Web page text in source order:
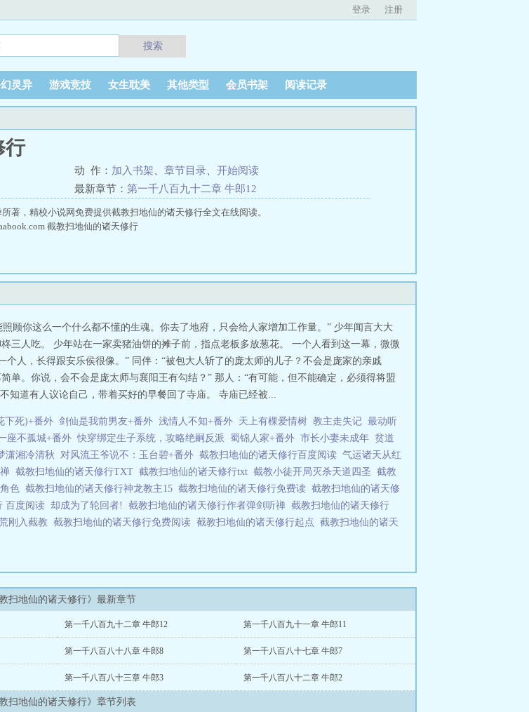
登录 注册
搜索
灵异 游戏竞技 女生耽美 其他类型 会员书架 阅读记录
行
动 作： 加入书架 章节目录
开始阅读
最新章节： 第一千八百九十二章 牛郎12
著，精校小说网免费提供截教扫地仙的诸天修行全文在线阅读。
截教扫地仙的诸天修行
顾你这么一个什么都不懂的生魂。你去了地府，只会给人家增加工作量。” 少年闻言大大
三人吃。 少年站在一家卖猪油饼的摊子前，指点老板多放葱花。 一个人看到这一幕，微微
人，长得跟安乐侯很像。” 同伴：“被包大人斩了的庞太师的儿子？不会是庞家的亲戚
单。你说，会不会是庞太师与襄阳王有勾结？” 那人：“有可能，但不能确定，必须得将盟
道有人议论自己，带着买好的早餐回了寺庙。 寺庙已经被...
下死)+番外 剑仙是我前男友+番外 浅情人不知+番外 天上有棵爱情树 教主走失记 最动听
座不孤城+番外 快穿绑定生子系统，攻略绝嗣反派 蜀锦人家+番外 市长小妻未成年 贫道
潇湘冷清秋 对风流王爷说不：玉台碧+番外 截教扫地仙的诸天修行百度阅读 气运诸天从红
截教扫地仙的诸天修行TXT 截教扫地仙的诸天修行txt 截教小徒开局灭杀天道四圣 截教
色 截教扫地仙的诸天修行神龙教主15 截教扫地仙的诸天修行免费读 截教扫地仙的诸天修
百度阅读 却成为了轮回者! 截教扫地仙的诸天修行作者弹剑听禅 截教扫地仙的诸天修行
刚入截教 截教扫地仙的诸天修行免费阅读 截教扫地仙的诸天修行起点 截教扫地仙的诸天
教扫地仙的诸天修行》最新章节
第一千八百九十二章 牛郎12 第一千八百九十一章 牛郎11
第一千八百八十八章 牛郎8 第一千八百八十七章 牛郎7
第一千八百八十三章 牛郎3 第一千八百八十二章 牛郎2
教扫地仙的诸天修行》章节列表